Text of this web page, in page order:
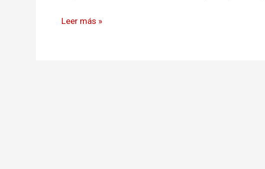
Leer más »